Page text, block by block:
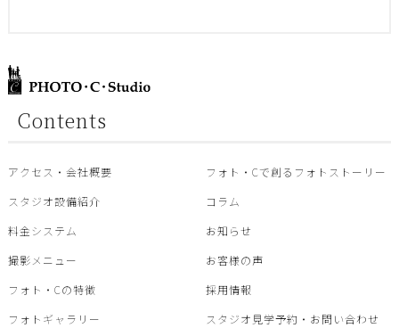
Contents
アクセス・会社概要
スタジオ設備紹介
料金システム
撮影メニュー
フォト・Cの特徴
フォトギャラリー
フォト・Cで創るフォトストーリー
コラム
お知らせ
お客様の声
採用情報
スタジオ見学予約・お問い合わせ